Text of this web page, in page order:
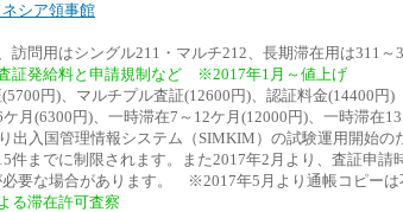
シア領事館
訪問用はシングル211・マルチ212、長期滞在用は311～
証発給料と申請規制など ※2017年1月～値上げ
円)、マルチプル査証(12600円)、認証料金(14400円)
月(6300円)、一時滞在7～12ケ月(12000円)、一時滞在
出入国管理情報システム（SIMKIM）の試験運用開始の
件までに制限されます。また2017年2月より、査証申請
要な場合があります。 ※2017年5月より通帳コピーは
る滞在許可査察